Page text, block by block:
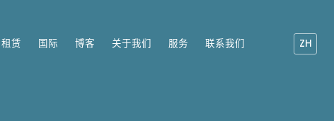
租赁 国际 博客 关于我们 服务 联系我们 ZH